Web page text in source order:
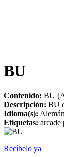
BU
Contenido: BU
Descripción: BU
Idioma(s):
Etiquetas: arcade
Recíbelo ya